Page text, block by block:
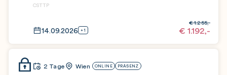
CSTTP
14.09.2026 +1 € 1.192,-
€1.255,-
2 Tage Wien ONLINE PRÄSENZ